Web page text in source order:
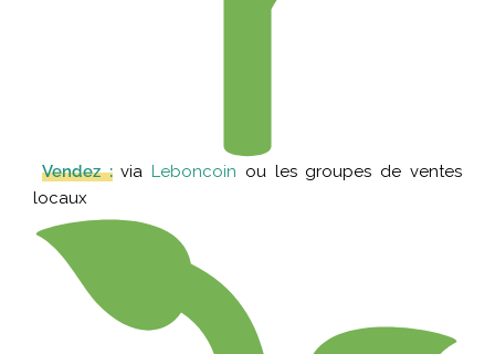
Vendez :viaLeboncoin ou les groupes de ventes
locaux